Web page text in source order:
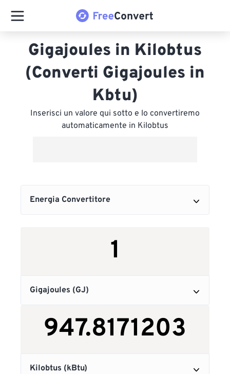
Gigajoules in Kilobtus
(Converti Gigajoules in
Kbtu)
Inserisci un valore qui sotto e lo convertiremo
automaticamente in Kilobtus